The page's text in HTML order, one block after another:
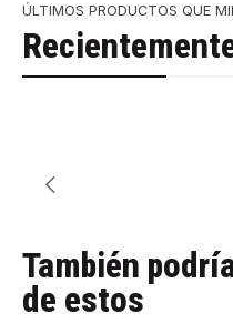
ÚLTIMOS PRODUCTOS QUE
También
de estos